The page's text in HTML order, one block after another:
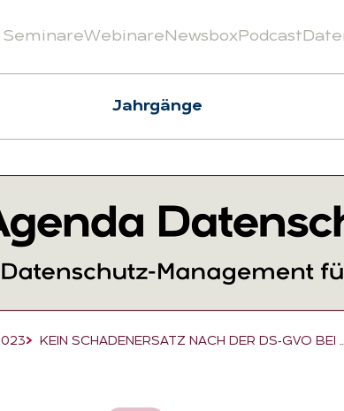
SeminareWebinareNewsboxPodcast
Jahrgänge
KEIN SCHADENERSATZ NACH DER DS‑GVO BEI …